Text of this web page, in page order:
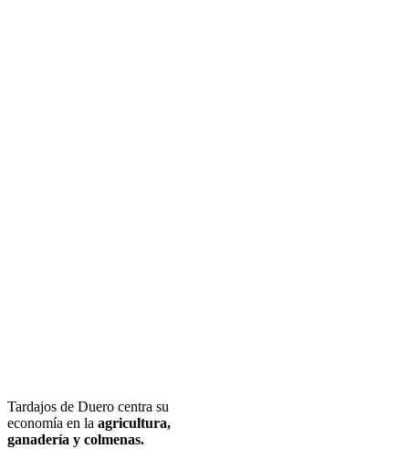
Tardajos de Duero centra su
economía en la agricultura,
ganadería y colmenas.